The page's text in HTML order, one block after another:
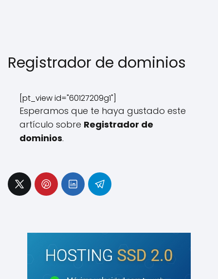
Registrador de dominios
[pt_view id="60127209g1"]
Esperamos que te haya gustado este
artículo sobre Registrador de
dominios.